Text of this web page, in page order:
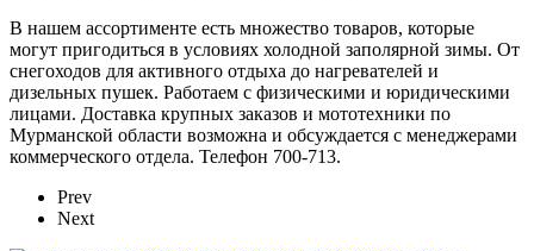
В нашем ассортименте есть множество товаров, которые
могут пригодиться в условиях холодной заполярной зимы. От
снегоходов для активного отдыха до нагревателей и
дизельных пушек. Работаем с физическими и юридическими
лицами. Доставка крупных заказов и мототехники по
Мурманской области возможна и обсуждается с менеджерами
коммерческого отдела. Телефон 700-713.
Prev
Next